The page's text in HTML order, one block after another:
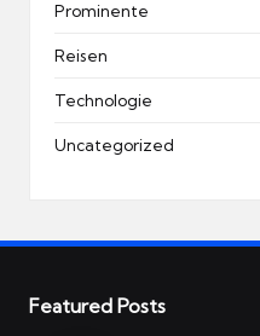
Prominente
Reisen
Technologie
Uncategorized
Featured Posts